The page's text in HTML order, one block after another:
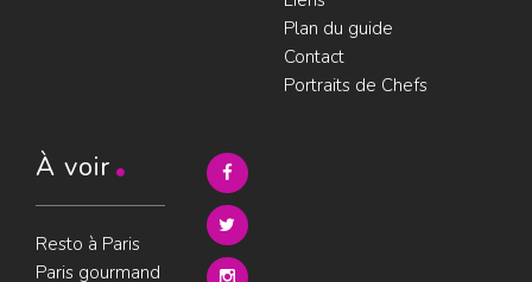
Plan du guide
Contact
Portraits de Chefs
À voir
Resto à Paris
Paris gourmand